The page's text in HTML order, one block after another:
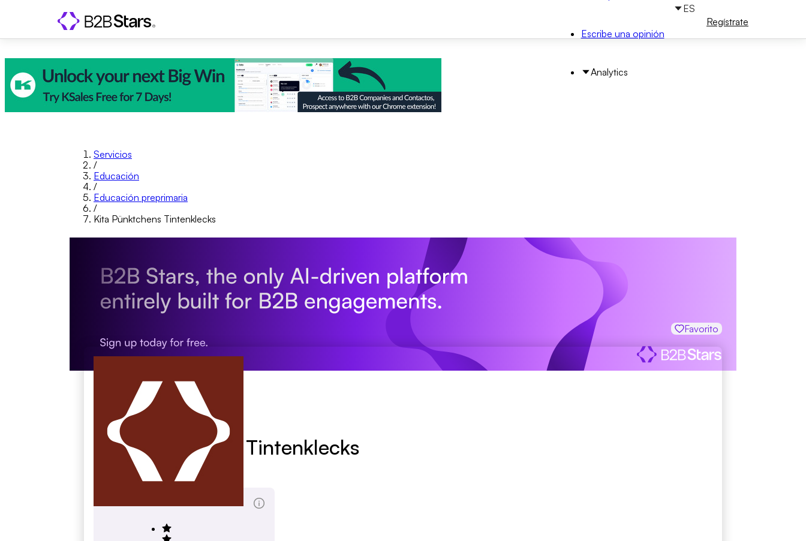
Escribe una opinión
Analytics
ES
Regístrate
Servicios
/
Educación
/
Educación preprimaria
/
Kita Pünktchens Tintenklecks
Favorito
Kita Pünktchens Tintenklecks
kita-pueti.de